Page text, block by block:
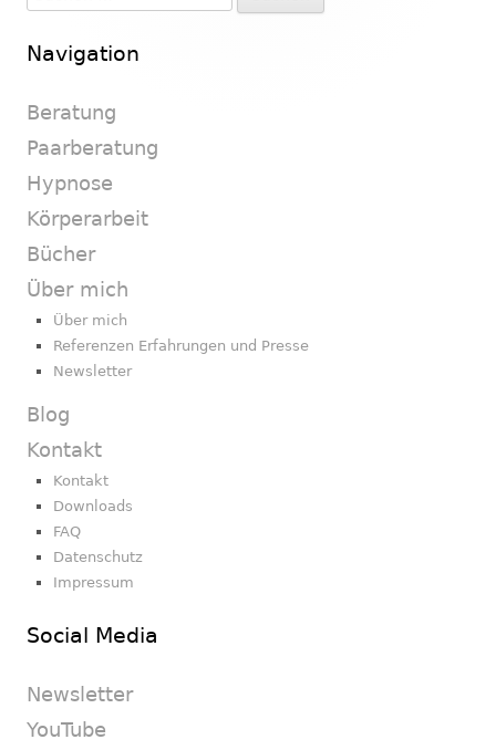
nach:
Navigation
Beratung
Paarberatung
Hypnose
Körperarbeit
Bücher
Über mich
Über mich
Referenzen Erfahrungen und Presse
Newsletter
Blog
Kontakt
Kontakt
Downloads
FAQ
Datenschutz
Impressum
Social Media
Newsletter
YouTube